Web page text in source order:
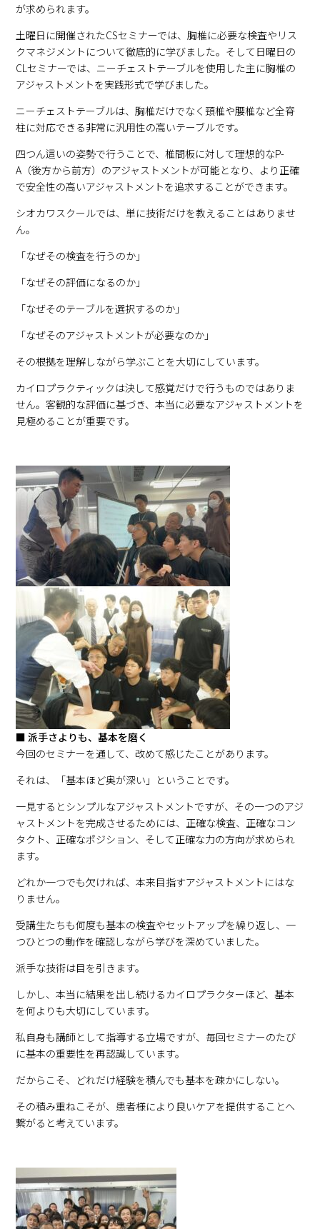
が求められます。
土曜日に開催されたCSセミナーでは、胸椎に必要な検査やリス
クマネジメントについて徹底的に学びました。そして日曜日の
CLセミナーでは、ニーチェストテーブルを使用した主に胸椎の
アジャストメントを実践形式で学びました。
ニーチェストテーブルは、胸椎だけでなく頸椎や腰椎など全脊
柱に対応できる非常に汎用性の高いテーブルです。
四つん這いの姿勢で行うことで、椎間板に対して理想的なP-
A（後方から前方）のアジャストメントが可能となり、より正確
で安全性の高いアジャストメントを追求することができます。
シオカワスクールでは、単に技術だけを教えることはありませ
ん。
「なぜその検査を行うのか」
「なぜその評価になるのか」
「なぜそのテーブルを選択するのか」
「なぜそのアジャストメントが必要なのか」
その根拠を理解しながら学ぶことを大切にしています。
カイロプラクティックは決して感覚だけで行うものではありま
せん。客観的な評価に基づき、本当に必要なアジャストメントを
見極めることが重要です。
■ 派手さよりも、基本を磨く
今回のセミナーを通して、改めて感じたことがあります。
それは、「基本ほど奥が深い」ということです。
一見するとシンプルなアジャストメントですが、その一つのアジ
ャストメントを完成させるためには、正確な検査、正確なコン
タクト、正確なポジション、そして正確な力の方向が求められ
ます。
どれか一つでも欠ければ、本来目指すアジャストメントにはな
りません。
受講生たちも何度も基本の検査やセットアップを繰り返し、一
つひとつの動作を確認しながら学びを深めていました。
派手な技術は目を引きます。
しかし、本当に結果を出し続けるカイロプラクターほど、基本
を何よりも大切にしています。
私自身も講師として指導する立場ですが、毎回セミナーのたび
に基本の重要性を再認識しています。
だからこそ、どれだけ経験を積んでも基本を疎かにしない。
その積み重ねこそが、患者様により良いケアを提供することへ
繋がると考えています。